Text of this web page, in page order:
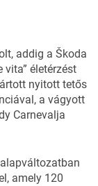
addig a Škoda
vita” életérzést
nyitott tetős
a vágyott
Carnevalja
amely 120